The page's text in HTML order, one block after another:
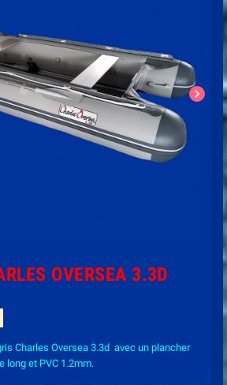
chevron_right
OVERSEA 3.3D
Charles Oversea 3.3d avec un plancher
long et PVC 1.2mm.